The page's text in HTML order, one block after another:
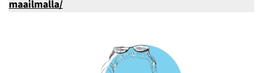
maailmalla/